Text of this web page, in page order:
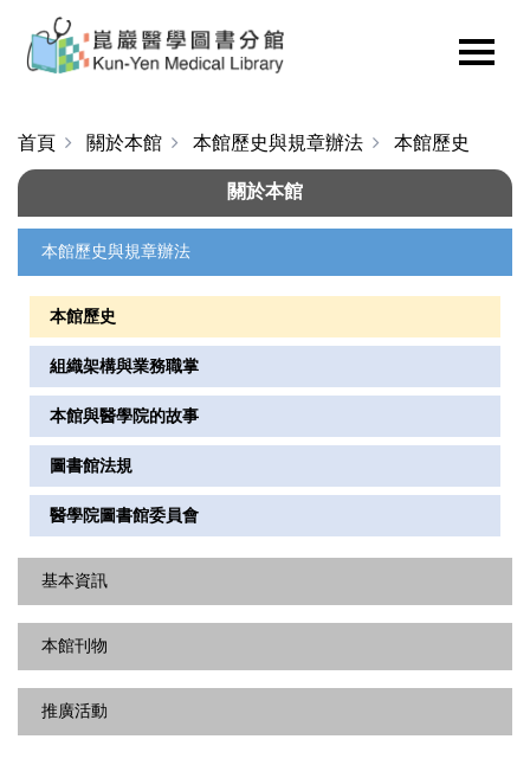
首頁 關於本館 本館歷史與規章辦法 本館歷史
關於本館
本館歷史與規章辦法
本館歷史
組織架構與業務職掌
本館與醫學院的故事
圖書館法規
醫學院圖書館委員會
基本資訊
開館時間
本館刊物
醫分館簡訊
推廣活動